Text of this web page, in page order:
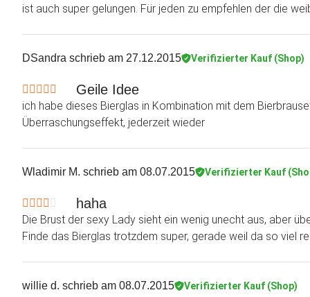
ist auch super gelungen. Für jeden zu empfehlen der die
DSandra schrieb am 27.12.2015 Verifizierter Kauf (Shop)
Geile Idee
ich habe dieses Bierglas in Kombination mit dem
Überraschungseffekt, jederzeit wieder
Wladimir M. schrieb am 08.07.2015 Verifizierter Kauf
haha
Die Brust der sexy Lady sieht ein wenig unecht aus, aber
Finde das Bierglas trotzdem super, gerade weil da so viel
willie d. schrieb am 08.07.2015 Verifizierter Kauf (Shop)